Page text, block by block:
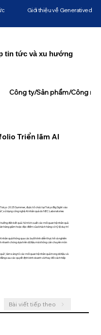
tin tức và xu hướng
Triển lãm AI
2025 Summer, được tổ chức tại Tokyo Big Sight vào
sử dụng công nghệ AI nhân quả do NEC Laboratories
đến kết quả. Nó trích xuất các mối quan hệ nhân quả
hàng giảm hoặc đặc điểm của khách hàng có tỷ lệ duy trì
nhân quả thông qua các buổi trình diễn thực tế và nghiên
nhanh chóng dựa trên dữ liệu mà không cần chuyên môn
làm sáng tỏ các mối quan hệ nhân quả trong dữ liệu và
sau các quyết định kinh doanh và thay đổi cách tiếp
Bài viết tiếp theo
Giới thiệu về Generatived
Công ty/Sản phẩm/Công